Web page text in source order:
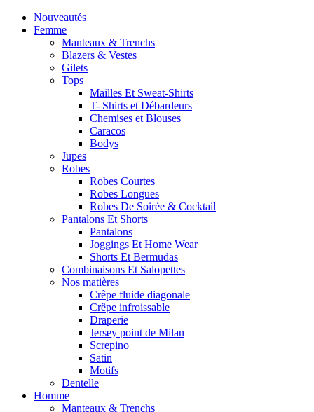
Nouveautés
Femme
Manteaux & Trenchs
Blazers & Vestes
Gilets
Tops
Mailles Et Sweat-Shirts
T- Shirts et Débardeurs
Chemises et Blouses
Caracos
Bodys
Jupes
Robes
Robes Courtes
Robes Longues
Robes De Soirée & Cocktail
Pantalons Et Shorts
Pantalons
Joggings Et Home Wear
Shorts Et Bermudas
Combinaisons Et Salopettes
Nos matières
Crêpe fluide diagonale
Crêpe infroissable
Draperie
Jersey point de Milan
Screpino
Satin
Motifs
Dentelle
Homme
Manteaux & Trenchs